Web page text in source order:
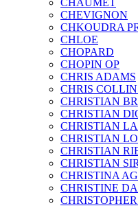
CHAUMET
CHEVIGNON
CHKOUDRA
CHLOE
CHOPARD
CHOPIN OP
CHRIS ADAMS
CHRIS
CHRISTIAN
CHRISTIAN
CHRISTIAN
CHRISTIAN
CHRISTIAN
CHRISTIAN
CHRISTINA
CHRISTINE